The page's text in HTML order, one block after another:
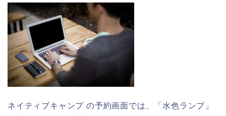
ネイティブキャンプ の予約画面では、「水色ランプ」